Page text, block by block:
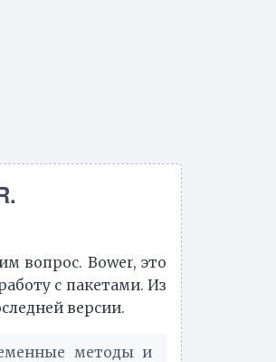
вопрос. Bower, это
с пакетами. Из
версии.
методы и